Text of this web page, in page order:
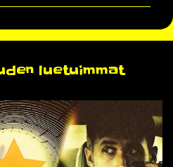
luetuimmat